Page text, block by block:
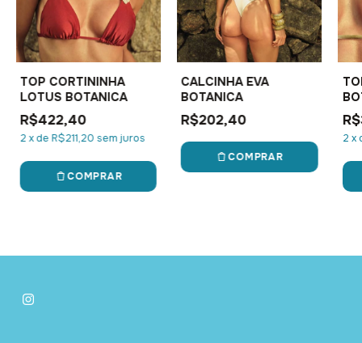
TOP CORTININHA
LOTUS BOTANICA
R$422,40
2 xde R$211,20 sem juros
COMPRAR
CALCINHA EVA
BOTANICA
R$202,40
COMPRAR
2 x